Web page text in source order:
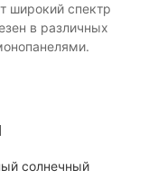
широкий спектр
в различных